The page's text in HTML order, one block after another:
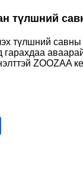
түлшний
түлшний
гарахдаа
ZOOZAA